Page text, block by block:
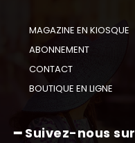
MAGAZINE EN KIOSQUE
ABONNEMENT
CONTACT
BOUTIQUE EN LIGNE
━ Suivez-nous sur